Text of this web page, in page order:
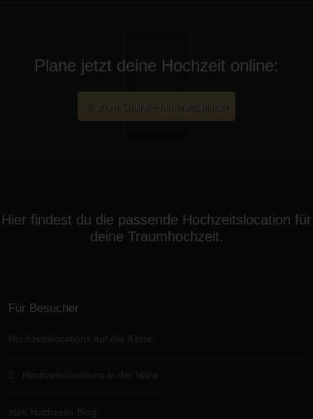
Plane jetzt deine Hochzeit online:
zum Online-Hochzeitsplaner
Hier findest du die passende Hochzeitslocation für
deine Traumhochzeit.
Für Besucher
Hochzeitslocations auf der Karte
Hochzeitslocations in der Nähe
zum Hochzeits-Blog